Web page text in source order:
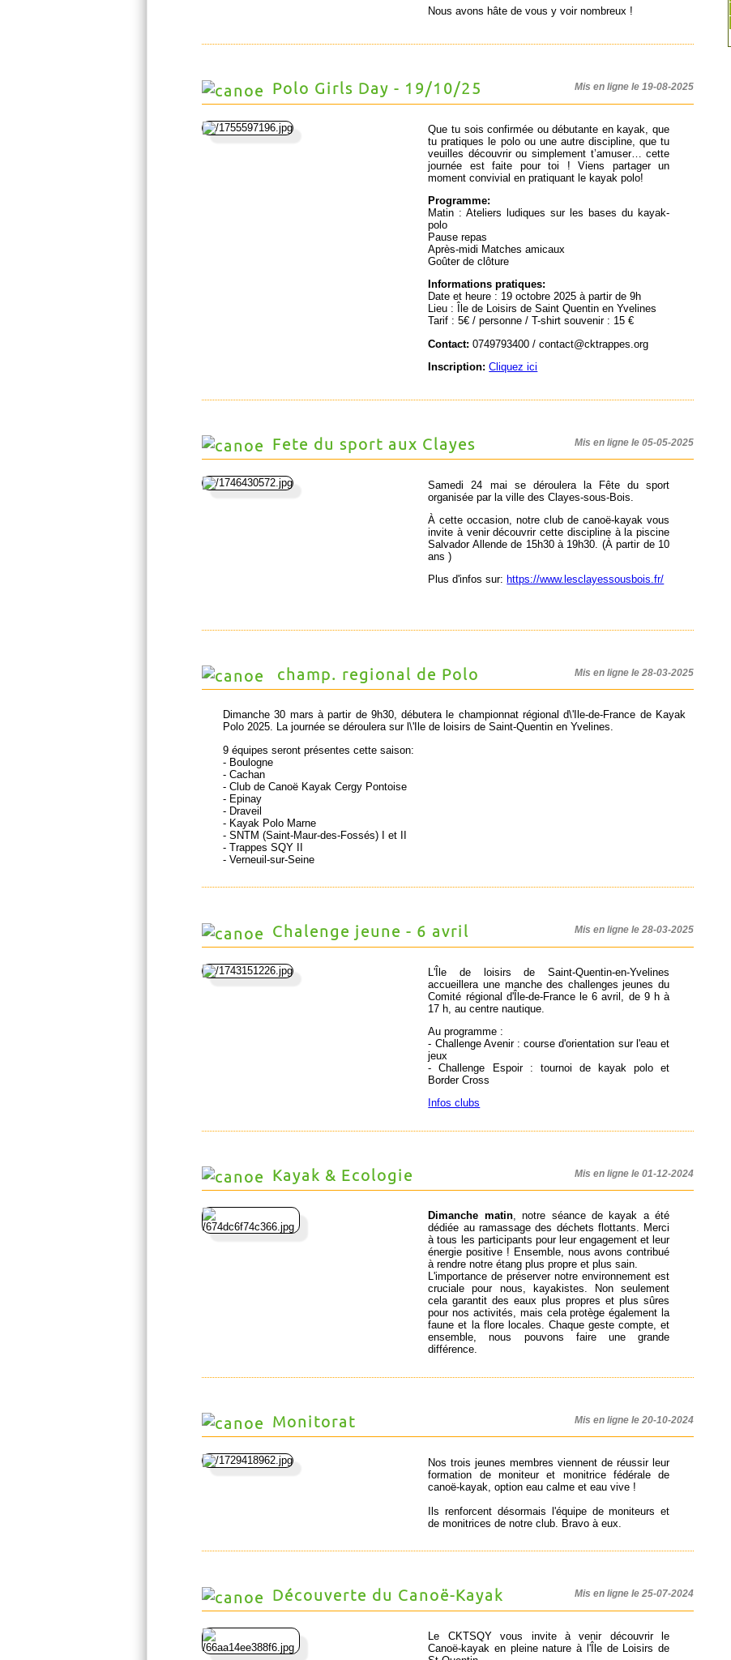
Nous avons hâte de vous y voir nombreux !
Polo Girls Day - 19/10/25 Mis en ligne le 19-08-2025
Que tu sois confirmée ou débutante en kayak, que
tu pratiques le polo ou une autre discipline, que tu
veuilles découvrir ou simplement t’amuser… cette
journée est faite pour toi ! Viens partager un
moment convivial en pratiquant le kayak polo!
Programme:
Matin : Ateliers ludiques sur les bases du kayak-
polo
Pause repas
Après-midi Matches amicaux
Goûter de clôture
Informations pratiques:
Date et heure : 19 octobre 2025 à partir de 9h
Lieu : Île de Loisirs de Saint Quentin en Yvelines
Tarif : 5€ / personne / T-shirt souvenir : 15 €
Contact: 0749793400 / contact@cktrappes.org
Inscription: Cliquez ici
Fete du sport aux Clayes Mis en ligne le 05-05-2025
Samedi 24 mai se déroulera la Fête du sport
organisée par la ville desClayes-sous-Bois
À cette occasion, notre club de canoë-kayak vous
invite à venir découvrir cette discipline à la piscine
Salvador Allende de 15h30 à 19h30. (À partir de 10
ans )
Plus d'infos sur: https://www.lesclayessousbois.fr/
champ. regional de Polo Mis en ligne le 28-03-2025
Dimanche 30 mars à partir de 9h30, débutera le championnat régional d\'Ile-de-France de Kayak
Polo 2025. La journée se déroulera sur l\'Ile de loisirs de Saint-Quentin en Yvelines.
9 équipes seront présentes cette saison:
- Boulogne
- Cachan
- Club de Canoë Kayak Cergy Pontoise
- Epinay
- Draveil
- Kayak Polo Marne
- SNTM (Saint-Maur-des-Fossés) I et II
- Trappes SQY II
- Verneuil-sur-Seine
Chalenge jeune - 6 avril Mis en ligne le 28-03-2025
L'Île de loisirs de Saint-Quentin-en-Yvelines
accueillera une manche des challenges jeunes du
Comité régional d'Île-de-France le 6 avril, de 9 h à
17 h, au centre nautique.
Au programme :
- Challenge Avenir : course d'orientation sur l'eau et
jeux
- Challenge Espoir : tournoi de kayak polo et
Border Cross
Infos clubs
Kayak & Ecologie Mis en ligne le 01-12-2024
Dimanche matin, notre séance de kayak a été
dédiée au ramassage des déchets flottants. Merci
à tous les participants pour leur engagement et leur
énergie positive ! Ensemble, nous avons contribué
à rendre notre étang plus propre et plus sain.
L'importance de préserver notre environnement est
cruciale pour nous, kayakistes. Non seulement
cela garantit des eaux plus propres et plus sûres
pour nos activités, mais cela protège également la
faune et la flore locales. Chaque geste compte, et
ensemble, nous pouvons faire une grande
différence.
Monitorat Mis en ligne le 20-10-2024
Nos trois jeunes membres viennent de réussir leur
formation de moniteur et monitrice fédérale de
canoë-kayak, option eau calme et eau vive !
Ils renforcent désormais l'équipe de moniteurs et
de monitrices de notre club. Bravo à eux.
Découverte du Canoë-Kayak Mis en ligne le 25-07-2024
Le CKTSQY vous invite à venir découvrir le
Canoë-kayak en pleine nature à l'Île de Loisirs de